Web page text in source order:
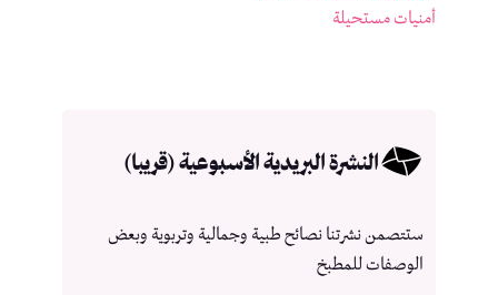
أمنيات مستحيلة
النشرة البريدية الأسبوعية (قريبا)
ستتصمن نشرتنا نصائح طبية وجمالية وتربوية وبعض
الوصفات للمطبخ